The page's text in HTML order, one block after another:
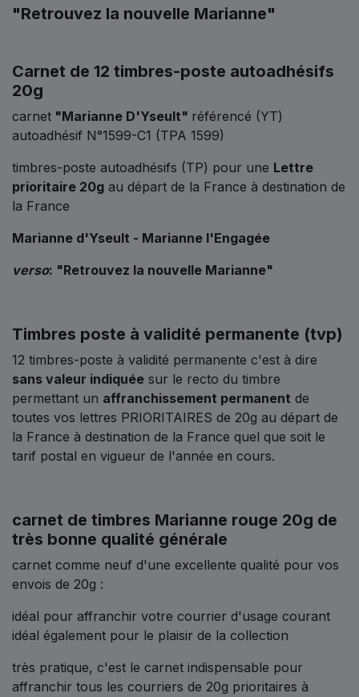
"Retrouvez la nouvelle Marianne"
Carnet de 12 timbres-poste autoadhésifs
20g
carnet "Marianne D'Yseult" référencé (YT)
autoadhésif N°1599-C1 (TPA 1599)
timbres-poste autoadhésifs (TP) pour une Lettre
prioritaire 20g au départ de la France à destination de
la France
Marianne d'Yseult - Marianne l'Engagée
verso: "Retrouvez la nouvelle Marianne"
Timbres poste à validité permanente (tvp)
12 timbres-poste à validité permanente c'est à dire
sans valeur indiquée sur le recto du timbre
permettant un affranchissement permanent de
toutes vos lettres PRIORITAIRES de 20g au départ de
la France à destination de la France quel que soit le
tarif postal en vigueur de l'année en cours.
carnet de timbres Marianne rouge 20g de
très bonne qualité générale
carnet comme neuf d'une excellente qualité pour vos
envois de 20g :
idéal pour affranchir votre courrier d'usage courant
idéal également pour le plaisir de la collection
très pratique, c'est le carnet indispensable pour
affranchir tous les courriers de 20g prioritaires à